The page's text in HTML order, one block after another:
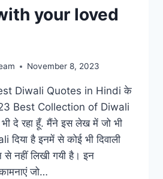
your loved
November 8, 2023
Diwali Quotes in Hindi के
Best Collection of Diwali
दे रहा हूँ. मैंने इस लेख में जो भी
है इनमें से कोई भी दिवाली
से नहीं लिखी गयी है। इन
जो…